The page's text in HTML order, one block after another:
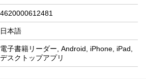
4620000612481
日本語
電子書籍リーダー, Android, iPhone, iPad,
デスクトップアプリ